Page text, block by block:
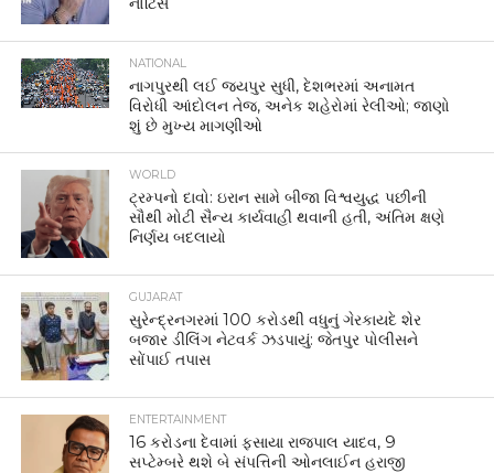
NATIONAL
નાગપુરથી લઈ જયપુર સુધી, દેશભરમાં અનામત
વિરોધી આંદોલન તેજ, અનેક શહેરોમાં રેલીઓ; જાણો
શું છે મુખ્ય માગણીઓ
WORLD
ટ્રમ્પનો દાવો: ઇરાન સામે બીજા વિશ્વયુદ્ધ પછીની
સૌથી મોટી સૈન્ય કાર્યવાહી થવાની હતી, અંતિમ ક્ષણે
નિર્ણય બદલાયો
GUJARAT
સુરેન્દ્રનગરમાં 100 કરોડથી વધુનું ગેરકાયદે શેર
બજાર ડીલિંગ નેટવર્ક ઝડપાયું: જેતપુર પોલીસને
સોંપાઈ તપાસ
ENTERTAINMENT
16 કરોડના દેવામાં ફસાયા રાજપાલ યાદવ, 9
સપ્ટેમ્બરે થશે બે સંપત્તિની ઓનલાઈન હરાજી